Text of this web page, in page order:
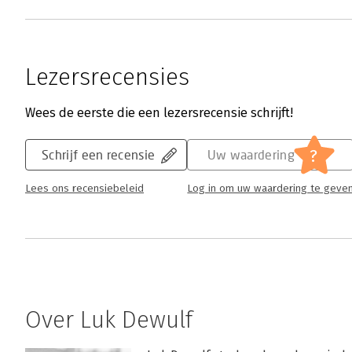
Lezersrecensies
Wees de eerste die een lezersrecensie schrijft!
Schrijf een recensie
Lees ons recensiebeleid
Uw waardering ?
Log in om uw waardering te
Over Luk Dewulf